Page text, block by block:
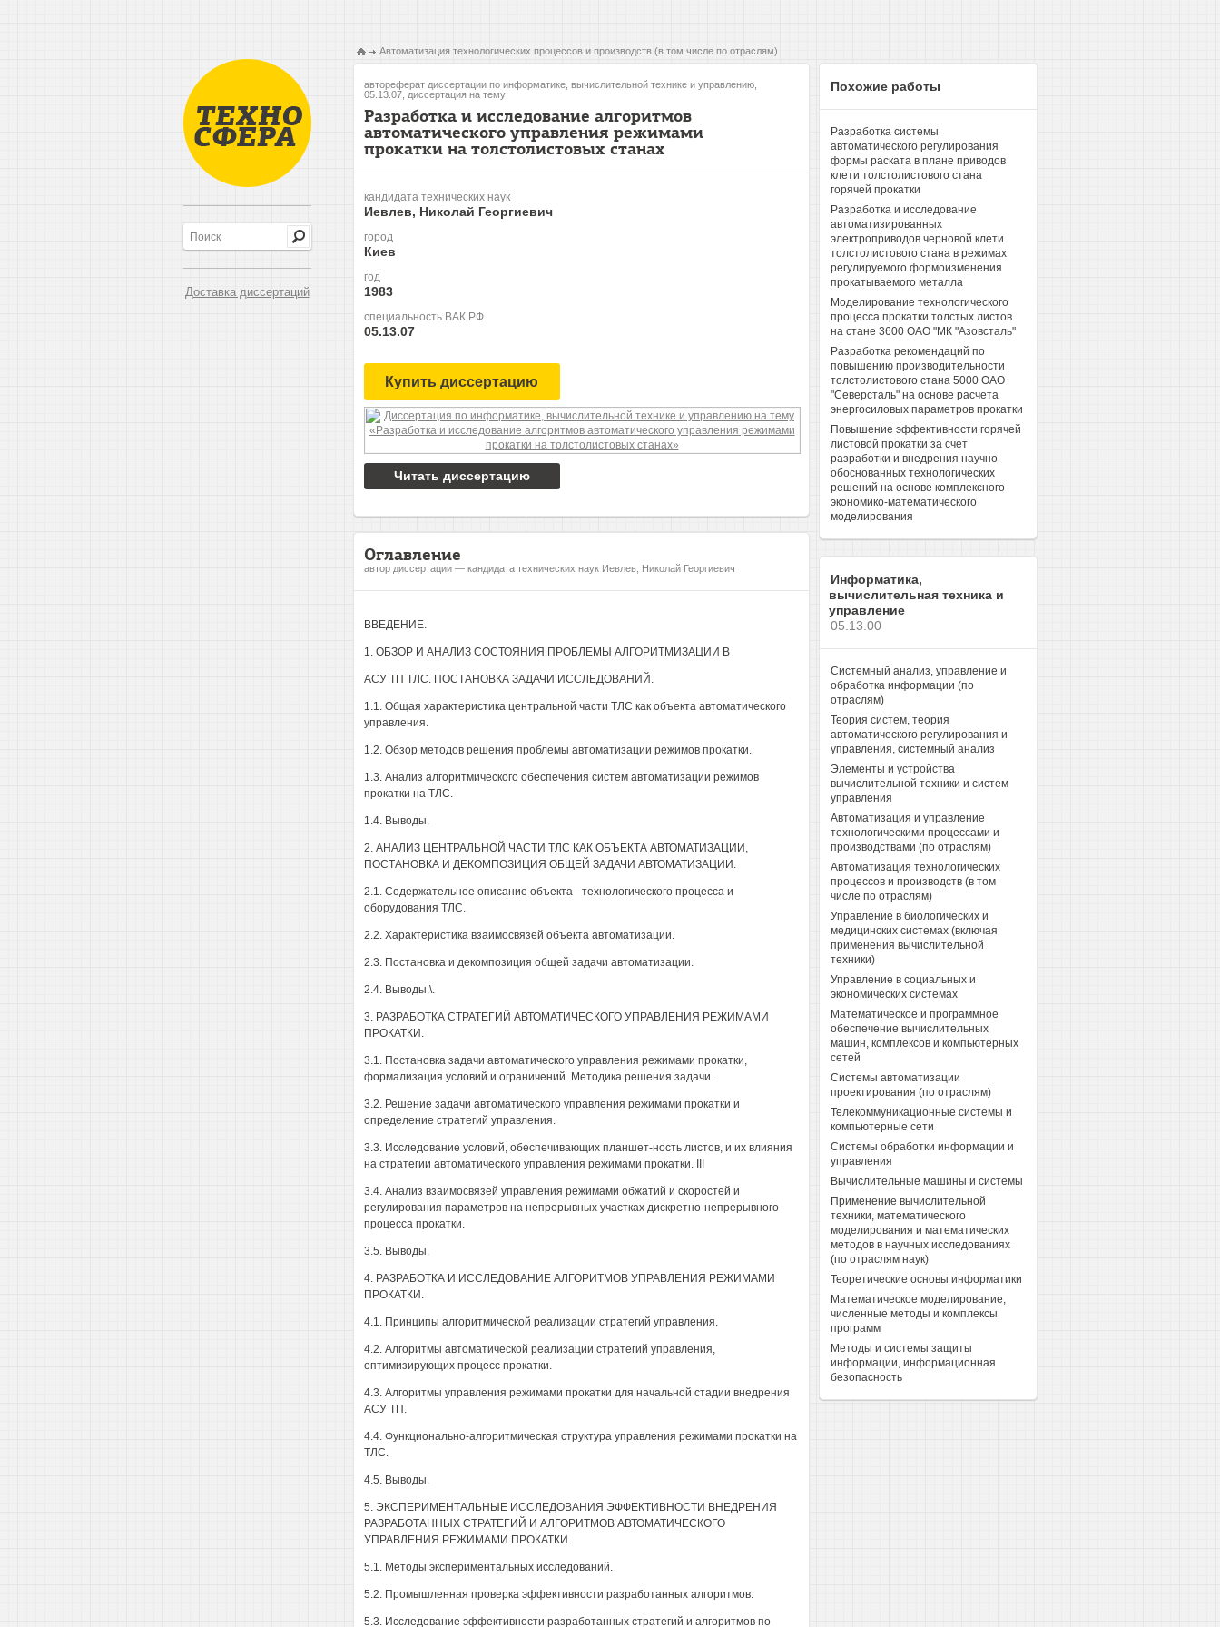
Доставка диссертаций
Автоматизация технологических процессов и производств (в том числе по отраслям)
автореферат диссертации по информатике, вычислительной технике и управлению,
05.13.07, диссертация на тему:
Разработка и исследование алгоритмов
автоматического управления режимами
прокатки на толстолистовых станах
кандидата технических наук
Иевлев, Николай Георгиевич
город
Киев
год
1983
специальность ВАК РФ
05.13.07
Купить диссертацию
Читать диссертацию
Оглавление
автор диссертации — кандидата технических наук Иевлев, Николай Георгиевич
ВВЕДЕНИЕ.
1. ОБЗОР И АНАЛИЗ СОСТОЯНИЯ ПРОБЛЕМЫ АЛГОРИТМИЗАЦИИ В
АСУ ТП ТЛС. ПОСТАНОВКА ЗАДАЧИ ИССЛЕДОВАНИЙ.
1.1. Общая характеристика центральной части ТЛС как объекта автоматического
управления.
1.2. Обзор методов решения проблемы автоматизации режимов прокатки.
1.3. Анализ алгоритмического обеспечения систем автоматизации режимов
прокатки на ТЛС.
1.4. Выводы.
2. АНАЛИЗ ЦЕНТРАЛЬНОЙ ЧАСТИ ТЛС КАК ОБЪЕКТА АВТОМАТИЗАЦИИ,
ПОСТАНОВКА И ДЕКОМПОЗИЦИЯ ОБЩЕЙ ЗАДАЧИ АВТОМАТИЗАЦИИ.
2.1. Содержательное описание объекта - технологического процесса и
оборудования ТЛС.
2.2. Характеристика взаимосвязей объекта автоматизации.
2.3. Постановка и декомпозиция общей задачи автоматизации.
2.4. Выводы.\.
3. РАЗРАБОТКА СТРАТЕГИЙ АВТОМАТИЧЕСКОГО УПРАВЛЕНИЯ РЕЖИМАМИ
ПРОКАТКИ.
3.1. Постановка задачи автоматического управления режимами прокатки,
формализация условий и ограничений. Методика решения задачи.
3.2. Решение задачи автоматического управления режимами прокатки и
определение стратегий управления.
3.3. Исследование условий, обеспечивающих планшет-ность листов, и их влияния
на стратегии автоматического управления режимами прокатки. III
3.4. Анализ взаимосвязей управления режимами обжатий и скоростей и
регулирования параметров на непрерывных участках дискретно-непрерывного
процесса прокатки.
3.5. Выводы.
4. РАЗРАБОТКА И ИССЛЕДОВАНИЕ АЛГОРИТМОВ УПРАВЛЕНИЯ РЕЖИМАМИ
ПРОКАТКИ.
4.1. Принципы алгоритмической реализации стратегий управления.
4.2. Алгоритмы автоматической реализации стратегий управления,
оптимизирующих процесс прокатки.
4.3. Алгоритмы управления режимами прокатки для начальной стадии внедрения
АСУ ТП.
4.4. Функционально-алгоритмическая структура управления режимами прокатки на
ТЛС.
4.5. Выводы.
5. ЭКСПЕРИМЕНТАЛЬНЫЕ ИССЛЕДОВАНИЯ ЭФФЕКТИВНОСТИ ВНЕДРЕНИЯ
РАЗРАБОТАННЫХ СТРАТЕГИЙ И АЛГОРИТМОВ АВТОМАТИЧЕСКОГО
УПРАВЛЕНИЯ РЕЖИМАМИ ПРОКАТКИ.
5.1. Методы экспериментальных исследований.
5.2. Промышленная проверка эффективности разработанных алгоритмов.
5.3. Исследование эффективности разработанных стратегий и алгоритмов по
Похожие работы
Разработка системы
автоматического регулирования
формы раската в плане приводов
клети толстолистового стана
горячей прокатки
Разработка и исследование
автоматизированных
электроприводов черновой клети
толстолистового стана в режимах
регулируемого формоизменения
прокатываемого металла
Моделирование технологического
процесса прокатки толстых листов
на стане 3600 ОАО "МК "Азовсталь"
Разработка рекомендаций по
повышению производительности
толстолистового стана 5000 ОАО
"Северсталь" на основе расчета
энергосиловых параметров прокатки
Повышение эффективности горячей
листовой прокатки за счет
разработки и внедрения научно-
обоснованных технологических
решений на основе комплексного
экономико-математического
моделирования
Информатика,
вычислительная техника и
управление
05.13.00
Системный анализ, управление и
обработка информации (по
отраслям)
Теория систем, теория
автоматического регулирования и
управления, системный анализ
Элементы и устройства
вычислительной техники и систем
управления
Автоматизация и управление
технологическими процессами и
производствами (по отраслям)
Автоматизация технологических
процессов и производств (в том
числе по отраслям)
Управление в биологических и
медицинских системах (включая
применения вычислительной
техники)
Управление в социальных и
экономических системах
Математическое и программное
обеспечение вычислительных
машин, комплексов и компьютерных
сетей
Системы автоматизации
проектирования (по отраслям)
Телекоммуникационные системы и
компьютерные сети
Системы обработки информации и
управления
Вычислительные машины и системы
Применение вычислительной
техники, математического
моделирования и математических
методов в научных исследованиях
(по отраслям наук)
Теоретические основы информатики
Математическое моделирование,
численные методы и комплексы
программ
Методы и системы защиты
информации, информационная
безопасность